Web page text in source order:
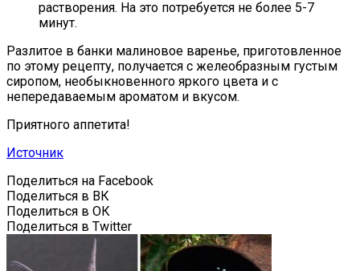
растворения. На это потребуется не более 5-7
минут.
Разлитое в банки малиновое варенье, приготовленное
по этому рецепту, получается с желеобразным густым
сиропом, необыкновенного яркого цвета и с
непередаваемым ароматом и вкусом.
Приятного аппетита!
Источник
Поделиться на Facebook
Поделиться в ВК
Поделиться в ОК
Поделиться в Twitter